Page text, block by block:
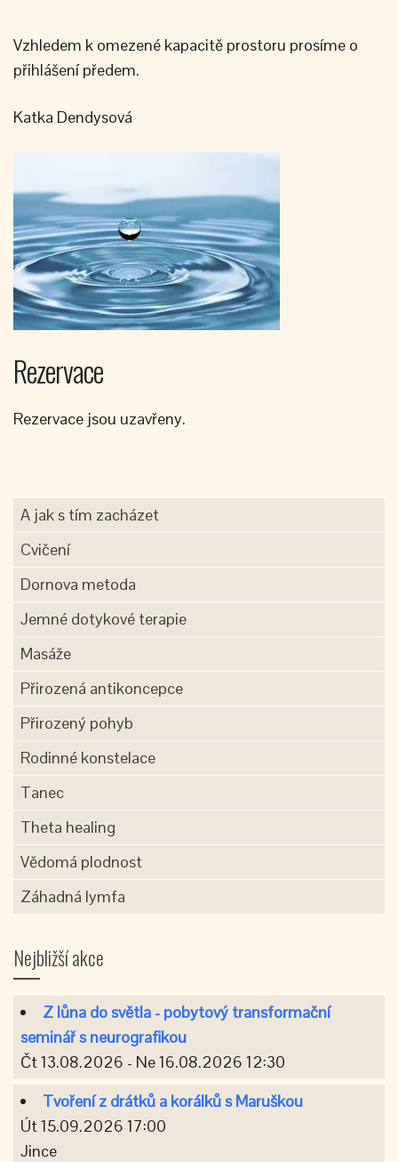
Vzhledem k omezené kapacitě prostoru prosíme o
přihlášení předem.
Katka Dendysová
Rezervace
Rezervace jsou uzavřeny.
A jak s tím zacházet
Cvičení
Dornova metoda
Jemné dotykové terapie
Masáže
Přirozená antikoncepce
Přirozený pohyb
Rodinné konstelace
Tanec
Theta healing
Vědomá plodnost
Záhadná lymfa
Nejbližší akce
Z lůna do světla - pobytový transformační
seminář s neurografikou
Čt 13.08.2026 - Ne 16.08.2026 12:30
Tvoření z drátků a korálků s Maruškou
Út 15.09.2026 17:00
Jince